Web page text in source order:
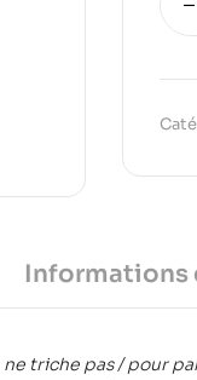
Informations
ne triche pas / pour